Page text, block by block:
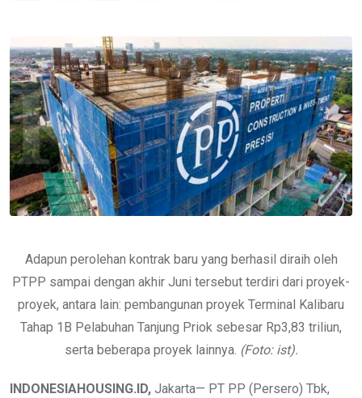
Email
Adapun perolehan kontrak baru yang berhasil diraih oleh
PTPP sampai dengan akhir Juni tersebut terdiri dari proyek-
proyek, antara lain: pembangunan proyek Terminal Kalibaru
Tahap 1B Pelabuhan Tanjung Priok sebesar Rp3,83 triliun,
serta beberapa proyek lainnya. (Foto: ist).
INDONESIAHOUSING.ID, Jakarta— PT PP (Persero) Tbk,